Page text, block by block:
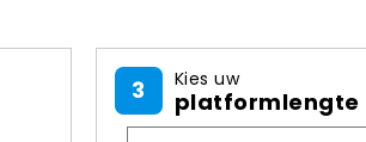
3 Kies uw
platformlengte